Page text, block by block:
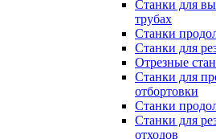
Станки для
трубаx
Станки
Станки для
Отрезные
Станки для
отбортовки
Станки
Станки для
отходов